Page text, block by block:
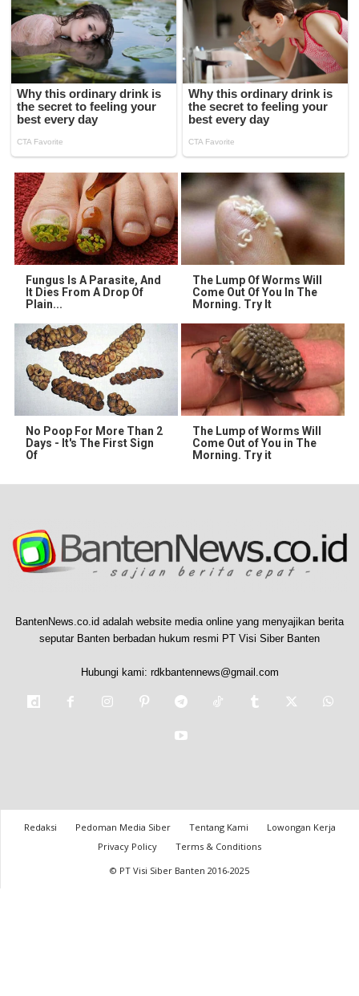
Fungus Is A Parasite, And
It Dies From A Drop Of
Plain...
The Lump Of Worms Will
Come Out Of You In The
Morning. Try It
No Poop For More Than 2
Days - It's The First Sign
Of
The Lump of Worms Will
Come Out of You in The
Morning. Try it
BantenNews.co.id adalah website media online yang menyajikan berita
seputar Banten berbadan hukum resmi PT Visi Siber Banten
Hubungi kami: rdkbantennews@gmail.com
Redaksi Pedoman Media Siber Tentang Kami
Lowongan Kerja
Privacy Policy
Terms & Conditions
© PT Visi Siber Banten 2016-2025